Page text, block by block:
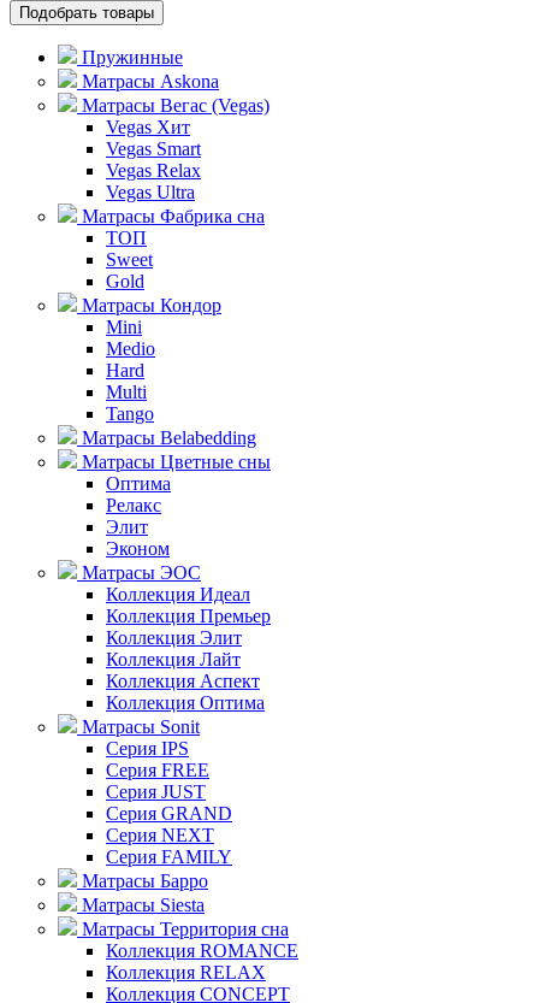
Подобрать товары
Пружинные
Матрасы Askona
Матрасы Вегас (Vegas)
Vegas Хит
Vegas Smart
Vegas Relax
Vegas Ultra
Матрасы Фабрика сна
ТОП
Sweet
Gold
Матрасы Кондор
Mini
Medio
Hard
Multi
Tango
Матрасы Belabedding
Матрасы Цветные сны
Оптима
Релакс
Элит
Эконом
Матрасы ЭОС
Коллекция Идеал
Коллекция Премьер
Коллекция Элит
Коллекция Лайт
Коллекция Аспект
Коллекция Оптима
Матрасы Sonit
Серия IPS
Серия FREE
Серия JUST
Серия GRAND
Серия NEXT
Серия FAMILY
Матрасы Барро
Матрасы Siesta
Матрасы Территория сна
Коллекция ROMANCE
Коллекция RELAX
Коллекция CONCEPT